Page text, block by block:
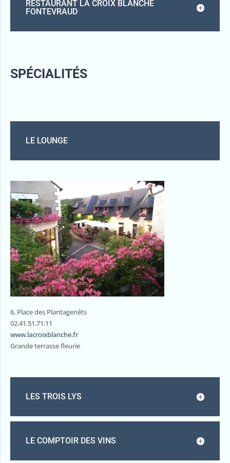
RESTAURANT LA CROIX BLANCHE
FONTEVRAUD
SPÉCIALITÉS
LE LOUNGE
6, Place des Plantagenêts
02.41.51.71.11
www.lacroixblanche.fr
Grande terrasse fleurie
LES TROIS LYS
LE COMPTOIR DES VINS